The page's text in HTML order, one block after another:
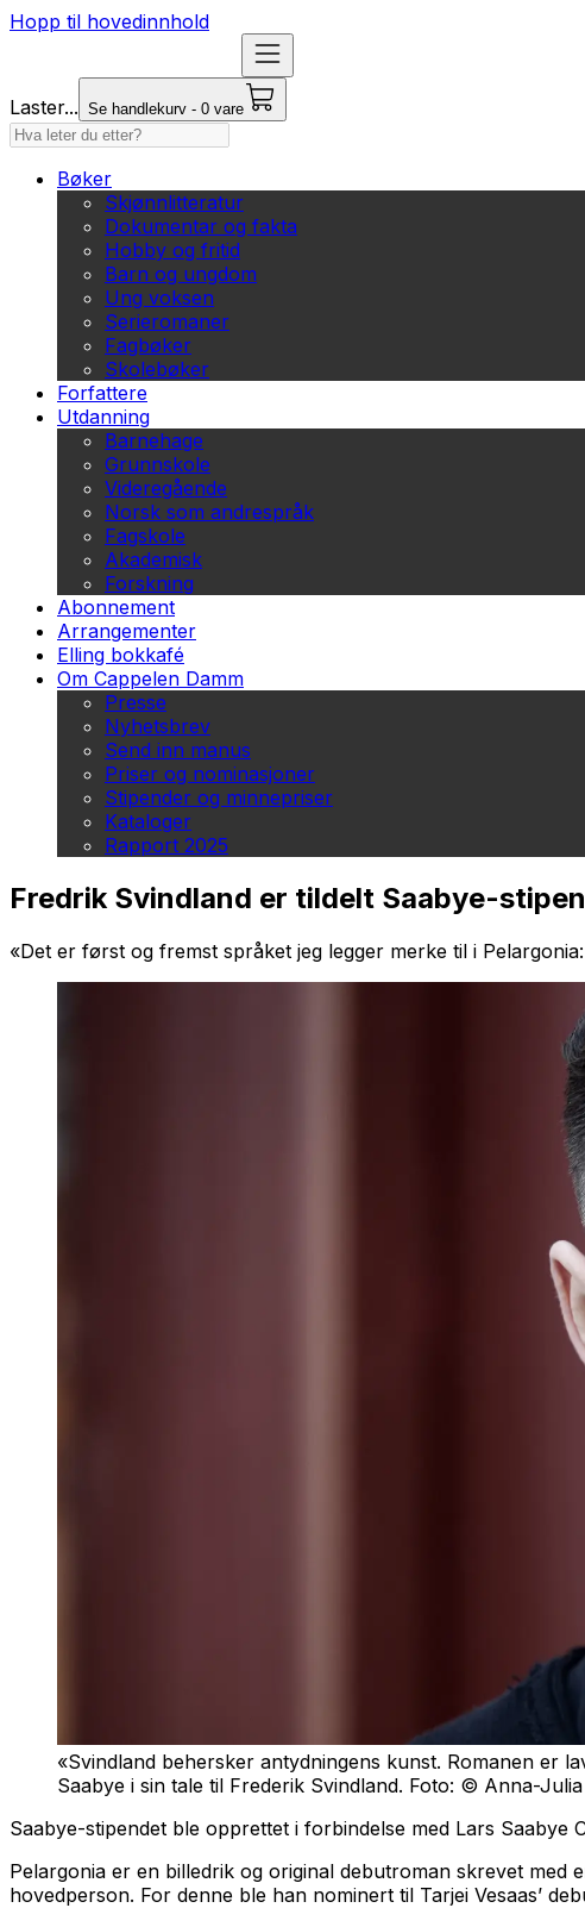
Hopp til hovedinnhold
Laster... Se handlekurv - 0 vare
Bøker
Skjønnlitteratur
Dokumentar og fakta
Hobby og fritid
Barn og ungdom
Ung voksen
Serieromaner
Fagbøker
Skolebøker
Forfattere
Utdanning
Barnehage
Grunnskole
Videregående
Norsk som andrespråk
Fagskole
Akademisk
Forskning
Abonnement
Arrangementer
Elling bokkafé
Om Cappelen Damm
Presse
Nyhetsbrev
Send inn manus
Priser og nominasjoner
Stipender og minnepriser
Kataloger
Rapport 2025
Fredrik Svindland er tildelt Saabye-
«Det er først og fremst språket jeg legger merke til i Pelargonia:
«Svindland behersker antydningens kunst. Romanen er
Saabye i sin tale til Frederik Svindland. Foto: © Anna-
Saabye-stipendet ble opprettet i forbindelse med Lars Saabye
Pelargonia er en billedrik og original debutroman skrevet
hovedperson. For denne ble han nominert til Tarjei Vesaas’